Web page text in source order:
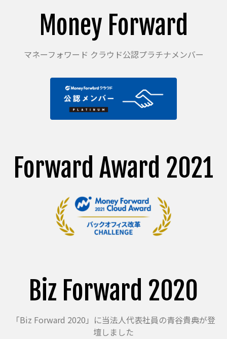
Money Forward
マネーフォワード クラウド公認プラチナメンバー
Forward Award 2021
Biz Forward 2020
「Biz Forward 2020」に当法人代表社員の青谷貴典が登
壇しました